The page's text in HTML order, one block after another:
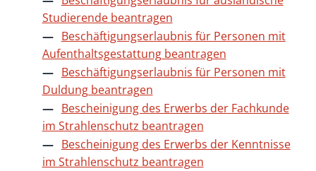
Studierende beantragen
Beschäftigungserlaubnis für Personen mit
Aufenthaltsgestattung beantragen
Beschäftigungserlaubnis für Personen mit
Duldung beantragen
Bescheinigung des Erwerbs der Fachkunde
im Strahlenschutz beantragen
Bescheinigung des Erwerbs der Kenntnisse
im Strahlenschutz beantragen